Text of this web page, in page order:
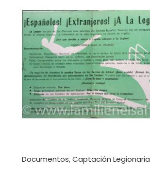
Documentos, Captación Legionaria